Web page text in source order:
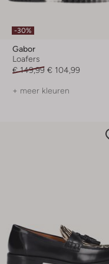
-30%
Gabor
Loafers
€ 149,99 € 104,99
+ meer kleuren